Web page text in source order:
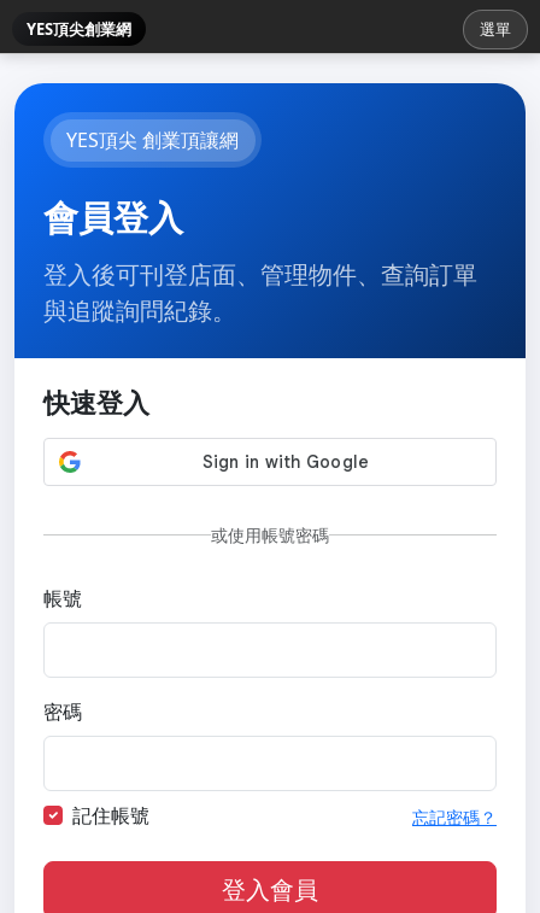
YES頂尖創業網 選單
YES頂尖 創業頂讓網
會員登入
登入後可刊登店面、管理物件、查詢訂單
與追蹤詢問紀錄。
快速登入
或使用帳號密碼
帳號
密碼
記住帳號 忘記密碼？
登入會員